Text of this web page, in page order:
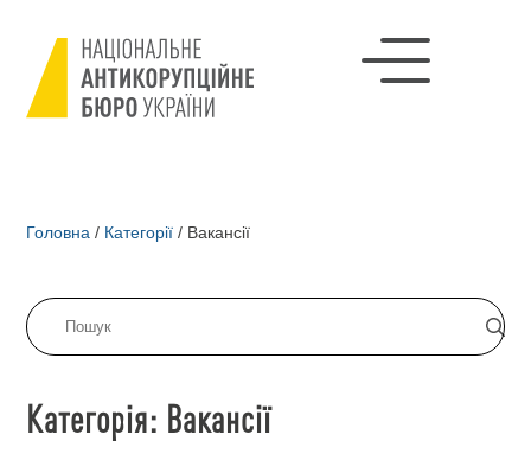
Головна / Категорії / Вакансії
Категорія: Вакансії